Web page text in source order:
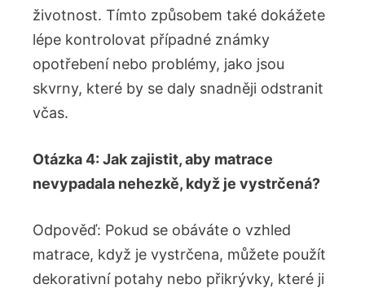
životnost. Tímto způsobem také dokážete
lépe kontrolovat případné známky
opotřebení nebo problémy, jako jsou
skvrny, které by se daly snadněji odstranit
včas.
Otázka 4: Jak zajistit, aby matrace
nevypadala nehezkě, když je vystrčená?
Odpověď: Pokud se obáváte o vzhled
matrace, když je vystrčena, můžete použít
dekorativní potahy nebo přikrývky, které ji